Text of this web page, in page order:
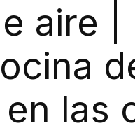
aire |
las